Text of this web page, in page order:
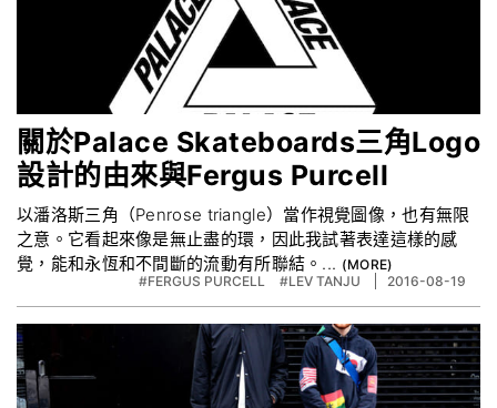
關於Palace Skateboards三角Logo
設計的由來與Fergus Purcell
以潘洛斯三角（Penrose triangle）當作視覺圖像，也有無限
之意。它看起來像是無止盡的環，因此我試著表達這樣的感
覺，能和永恆和不間斷的流動有所聯結。...
#FERGUS PURCELL #LEV TANJU 2016-08-19